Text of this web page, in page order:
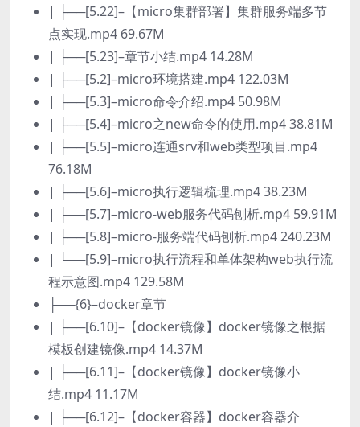
| ├──[5.22]–【micro集群部署】集群服务端多节
点实现.mp4 69.67M
| ├──[5.23]–章节小结.mp4 14.28M
| ├──[5.2]–micro环境搭建.mp4 122.03M
| ├──[5.3]–micro命令介绍.mp4 50.98M
| ├──[5.4]–micro之new命令的使用.mp4 38.81M
| ├──[5.5]–micro连通srv和web类型项目.mp4
76.18M
| ├──[5.6]–micro执行逻辑梳理.mp4 38.23M
| ├──[5.7]–micro-web服务代码刨析.mp4 59.91M
| ├──[5.8]–micro-服务端代码刨析.mp4 240.23M
| └──[5.9]–micro执行流程和单体架构web执行流
程示意图.mp4 129.58M
├──{6}–docker章节
| ├──[6.10]–【docker镜像】docker镜像之根据
模板创建镜像.mp4 14.37M
| ├──[6.11]–【docker镜像】docker镜像小
结.mp4 11.17M
| ├──[6.12]–【docker容器】docker容器介